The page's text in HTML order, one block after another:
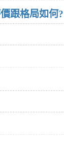
跟格局如何?